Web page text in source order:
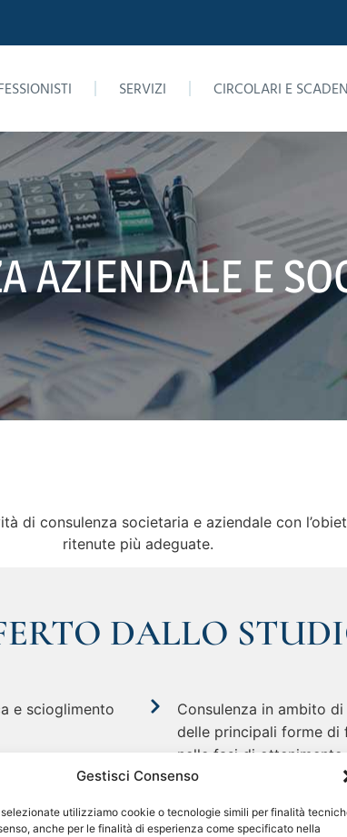
Gestisci Consenso
utilizziamo cookie o tecnologie simili per finalità
anche per le finalità di esperienza come specificato nella
SERVIZI CIRCOLARI E
AZIENDALE E
di consulenza societaria e aziendale con
ritenute più adeguate.
DALLO
e scioglimento
predisposizione
Consulenza in ambito di
delle principali forme di
nelle fasi di
per investimenti
Consulenza in materia